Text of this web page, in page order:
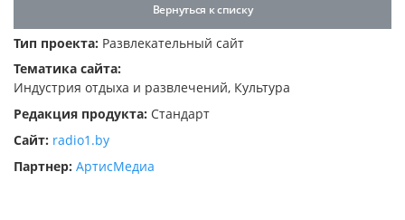
Пароль
Запомнить меня на этом
компьютере
Забыли свой пароль?
Вернуться к списку
Тип проекта: Развлекательный сайт
Тематика сайта:
Индустрия отдыха и развлечений, Культура
Редакция продукта: Стандарт
Сайт: radio1.by
Партнер: АртисМедиа